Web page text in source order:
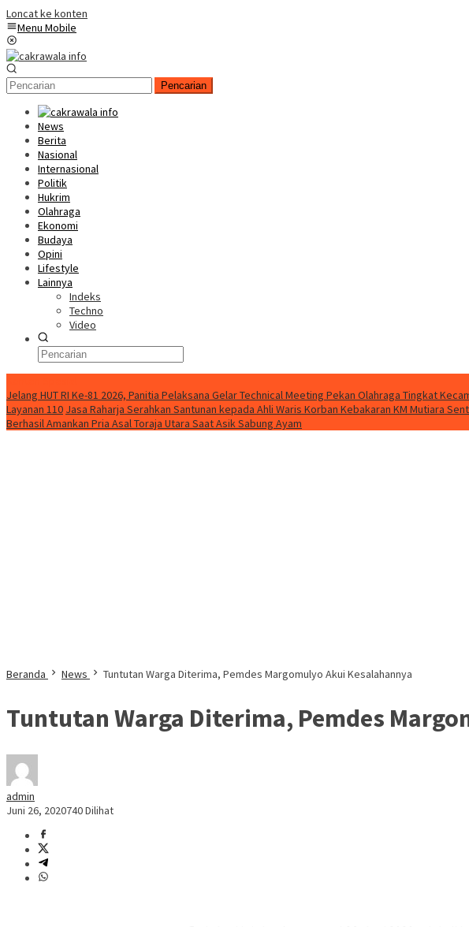
Loncat ke konten
Menu Mobile
Pencarian
News
Berita
Nasional
Internasional
Politik
Hukrim
Olahraga
Ekonomi
Budaya
Opini
Lifestyle
Lainnya
Indeks
Techno
Video
Jelang HUT RI Ke-81 2026, Panitia Pelaksana Gelar Technical Meeting Pekan Olahraga Tingkat
Layanan 110 Jasa Raharja Serahkan Santunan kepada Ahli Waris Korban Kebakaran KM Mutiara
Berhasil Amankan Pria Asal Toraja Utara Saat Asik Sabung Ayam
Beranda News Tuntutan Warga Diterima, Pemdes Margomulyo Akui Kesalahannya
Tuntutan Warga Diterima, Pemdes
admin
Juni 26, 2020740 Dilihat